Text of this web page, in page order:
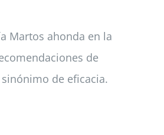
Martos ahonda en la
de
de eficacia.